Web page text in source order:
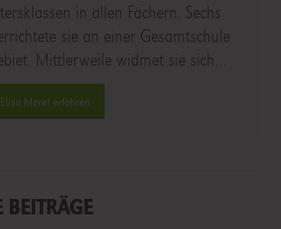
in allen Fächern. Sechs
sie an einer Gesamtschule
Mittlerweile widmet sie sich…
Morel erfahren
BEITRÄGE